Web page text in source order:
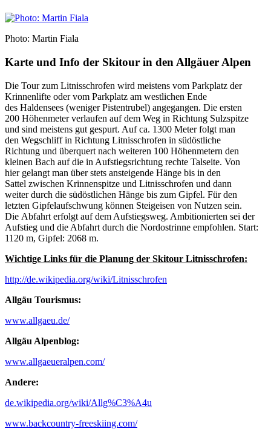
Photo: Martin Fiala
Karte und Info der Skitour in den Allgäuer Alpen
Die Tour zum Litnisschrofen wird meistens vom Parkplatz der
Krinnenlifte oder vom Parkplatz am westlichen Ende
des Haldensees (weniger Pistentrubel) angegangen. Die ersten
200 Höhenmeter verlaufen auf dem Weg in Richtung Sulzspitze
und sind meistens gut gespurt. Auf ca. 1300 Meter folgt man
den Wegschliff in Richtung Litnisschrofen in südöstliche
Richtung und überquert nach weiteren 100 Höhenmetern den
kleinen Bach auf die in Aufstiegsrichtung rechte Talseite. Von
hier gelangt man über stets ansteigende Hänge bis in den
Sattel zwischen Krinnenspitze und Litnisschrofen und dann
weiter durch die südöstlichen Hänge bis zum Gipfel. Für den
letzten Gipfelaufschwung können Steigeisen von Nutzen sein.
Die Abfahrt erfolgt auf dem Aufstiegsweg. Ambitionierten sei der
Aufstieg und die Abfahrt durch die Nordostrinne empfohlen. Start:
1120 m, Gipfel: 2068 m.
Wichtige Links für die Planung der Skitour Litnisschrofen:
http://de.wikipedia.org/wiki/Litnisschrofen
Allgäu Tourismus:
www.allgaeu.de/
Allgäu Alpenblog:
www.allgaeueralpen.com/
Andere:
de.wikipedia.org/wiki/Allg%C3%A4u
www.backcountry-freeskiing.com/